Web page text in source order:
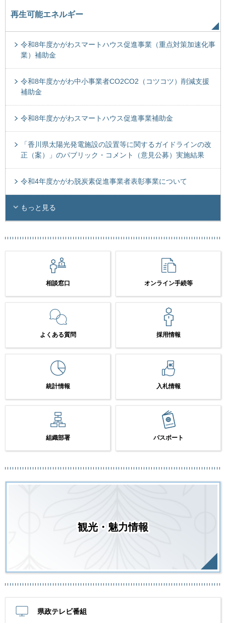
再生可能エネルギー
令和8年度かがわスマートハウス促進事業（重点対策加速化事
業）補助金
令和8年度かがわ中小事業者CO2CO2（コツコツ）削減支援
補助金
令和8年度かがわスマートハウス促進事業補助金
「香川県太陽光発電施設の設置等に関するガイドラインの改
正（案）」のパブリック・コメント（意見公募）実施結果
令和4年度かがわ脱炭素促進事業者表彰事業について
もっと見る
相談窓口 オンライン手続等
よくある質問 採用情報
統計情報 入札情報
組織部署 パスポート
観光・魅力情報
県政テレビ番組